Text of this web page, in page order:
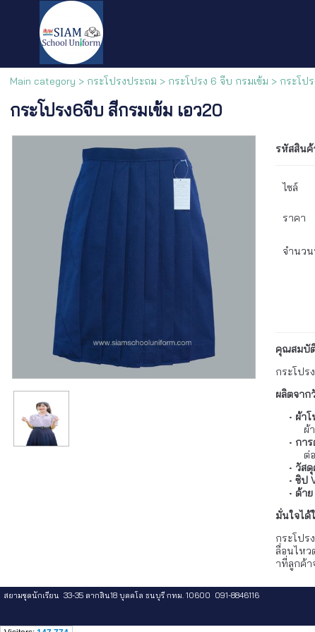
Main category > กระโปรงประถม > กระโปรง 6 จีบ กรมเข้ม > กระโป
กระโปรง6จีบ สีกรมเข้ม เอว20
รหัสสินค้
ไซล์
ราคา
จำนว
คุณสมบัติ
กระโปร
ผลิตจา
ผ้า
ผ้
กา
ต่
วัส
ซิป
ด้าย
มั่นใจไ
กระโปร
ลื่อนไหว
าที่ลูกค้า
สยามชุดนักเรียน 33-35 ตากสิน18 บุคคโล ธนบุรี กทม. 10600 091-8846116